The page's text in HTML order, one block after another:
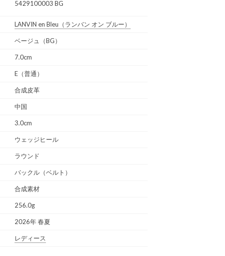
5429100003 BG
LANVIN en Bleu （ランバン オン ブルー）
ベージュ（BG）
7.0cm
E（普通）
合成皮革
中国
3.0cm
ウェッジヒール
ラウンド
バックル（ベルト）
合成素材
256.0g
2026年 春夏
レディース